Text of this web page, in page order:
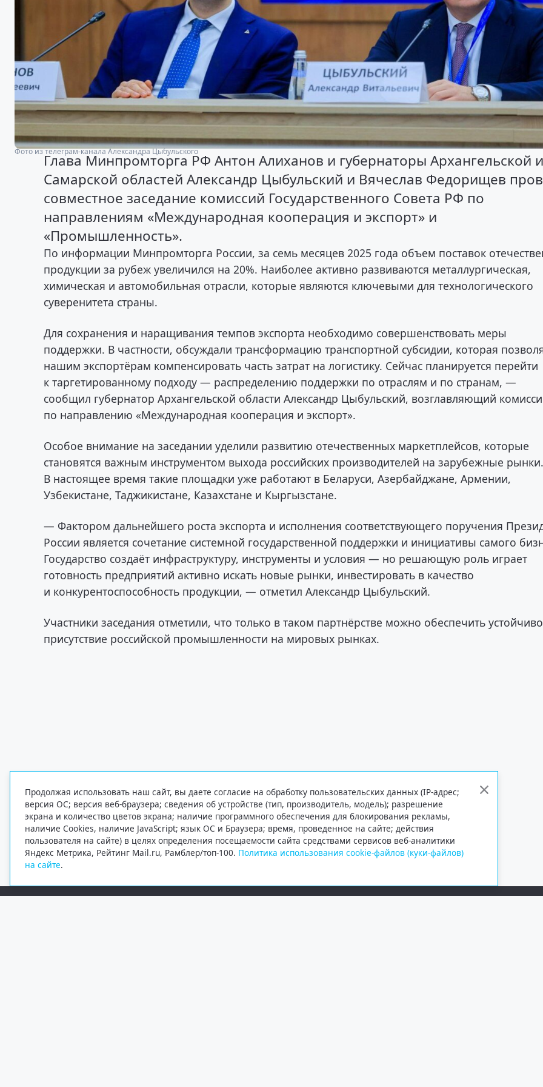
Фото из телеграм-канала Александра Цыбульского
Глава Минпромторга РФ Антон Алиханов и губернаторы Архангельской
Самарской областей Александр Цыбульский и Вячеслав Федорищев
совместное заседание комиссий Государственного Совета РФ по
направлениям «Международная кооперация и экспорт» и
«Промышленность».
По информации Минпромторга России, за семь месяцев 2025 года объем поставок
продукции за рубеж увеличился на 20%. Наиболее активно развиваются металлургическая,
химическая и автомобильная отрасли, которые являются ключевыми для технологического
суверенитета страны.
Для сохранения и наращивания темпов экспорта необходимо совершенствовать меры
поддержки. В частности, обсуждали трансформацию транспортной субсидии, которая
нашим экспортёрам компенсировать часть затрат на логистику. Сейчас планируется перейти
к таргетированному подходу — распределению поддержки по отраслям и по странам, —
сообщил губернатор Архангельской области Александр Цыбульский, возглавляющий
по направлению «Международная кооперация и экспорт».
Особое внимание на заседании уделили развитию отечественных маркетплейсов, которые
становятся важным инструментом выхода российских производителей на зарубежные
В настоящее время такие площадки уже работают в Беларуси, Азербайджане, Армении,
Узбекистане, Таджикистане, Казахстане и Кыргызстане.
— Фактором дальнейшего роста экспорта и исполнения соответствующего поручения
России является сочетание системной государственной поддержки и инициативы самого
Государство создаёт инфраструктуру, инструменты и условия — но решающую роль играет
готовность предприятий активно искать новые рынки, инвестировать в качество
и конкурентоспособность продукции, — отметил Александр Цыбульский.
Участники заседания отметили, что только в таком партнёрстве можно обеспечить
присутствие российской промышленности на мировых рынках.
Продолжая использовать наш сайт, вы даете согласие на обработку пользовательских данных (IP-адрес;
версия ОС; версия веб-браузера; сведения об устройстве (тип, производитель, модель); разрешение
экрана и количество цветов экрана; наличие программного обеспечения для блокирования рекламы,
наличие Cookies, наличие JavaScript; язык ОС и Браузера; время, проведенное на сайте; действия
пользователя на сайте) в целях определения посещаемости сайта средствами сервисов веб-аналитики
Яндекс Метрика, Рейтинг Mail.ru, Рамблер/топ-100. Политика использования cookie-файлов (куки-файлов)
на сайте.